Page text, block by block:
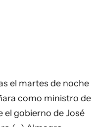
el martes de noche
como ministro de
el gobierno de José